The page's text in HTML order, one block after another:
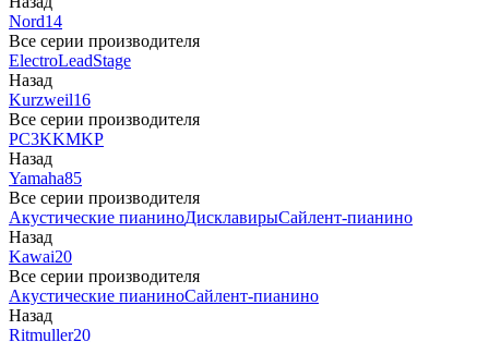
Nord14
Все серии производителя
ElectroLeadStage
Назад
Kurzweil16
Все серии производителя
PC3KKMKP
Назад
Yamaha85
Все серии производителя
Акустические пианиноДисклавирыСайлент-пианино
Назад
Kawai20
Все серии производителя
Акустические пианиноСайлент-пианино
Назад
Ritmuller20